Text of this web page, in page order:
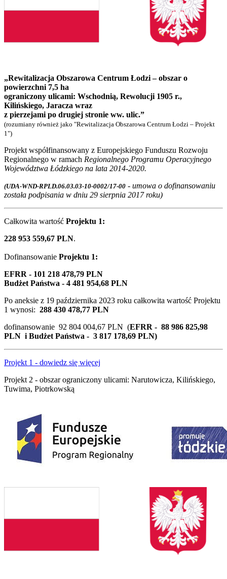
„Rewitalizacja Obszarowa Centrum Łodzi – obszar o
powierzchni 7,5 ha
ograniczony ulicami: Wschodnią, Rewolucji 1905 r.,
Kilińskiego, Jaracza wraz
z pierzejami po drugiej stronie ww. ulic.”
(rozumiany również jako "Rewitalizacja Obszarowa Centrum Łodzi – Projekt
1")
Projekt współfinansowany z Europejskiego Funduszu Rozwoju
Regionalnego w ramach Regionalnego Programu Operacyjnego
Województwa Łódzkiego na lata 2014-2020.
(UDA-WND-RPLD.06.03.03-10-0002/17-00 - umowa o dofinansowaniu
została podpisania w dniu 29 sierpnia 2017 roku)
Całkowita wartość Projektu 1:
228 953 559,67 PLN.
Dofinansowanie Projektu 1:
EFRR - 101 218 478,79 PLN
Budżet Państwa - 4 481 954,68 PLN
Po aneksie z 19 października 2023 roku całkowita wartość Projektu
1 wynosi: 288 430 478,77 PLN
dofinansowanie 92 804 004,67 PLN (EFRR - 88 986 825,98
PLN i Budżet Państwa - 3 817 178,69 PLN)
Projekt 1 - dowiedz się więcej
Projekt 2 - obszar ograniczony ulicami: Narutowicza, Kilińskiego,
Tuwima, Piotrkowską